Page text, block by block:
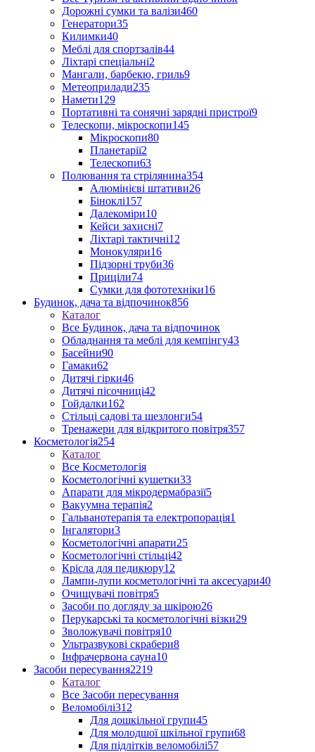
Дорожні сумки та валізи460
Генератори35
Килимки40
Меблі для спортзалів44
Ліхтарі спеціальні2
Мангали, барбекю, гриль9
Метеоприлади235
Намети129
Портативні та сонячні зарядні пристрої9
Телескопи, мікроскопи145
Мікроскопи80
Планетарії2
Телескопи63
Полювання та стрілянина354
Алюмінієві штативи26
Біноклі157
Далекоміри10
Кейси захисні7
Ліхтарі тактичні12
Монокуляри16
Підзорні труби36
Приціли74
Сумки для фототехніки16
Будинок, дача та відпочинок856
Каталог
Все Будинок, дача та відпочинок
Обладнання та меблі для кемпінгу43
Басейни90
Гамаки62
Дитячі гірки46
Дитячі пісочниці42
Гойдалки162
Стільці садові та шезлонги54
Тренажери для відкритого повітря357
Косметологія254
Каталог
Все Косметологія
Косметологічні кушетки33
Апарати для мікродермабразії5
Вакуумна терапія2
Гальванотерапія та електропорація1
Інгалятори3
Косметологічні апарати25
Косметологічні стільці42
Крісла для педикюру12
Лампи-лупи косметологічні та аксесуари40
Очищувачі повітря5
Засоби по догляду за шкірою26
Перукарські та косметологічні візки29
Зволожувачі повітря10
Ультразвукові скрабери8
Інфрачервона сауна10
Засоби пересування2219
Каталог
Все Засоби пересування
Веломобілі312
Для дошкільної групи45
Для молодшої шкільної групи68
Для підлітків веломобілі57